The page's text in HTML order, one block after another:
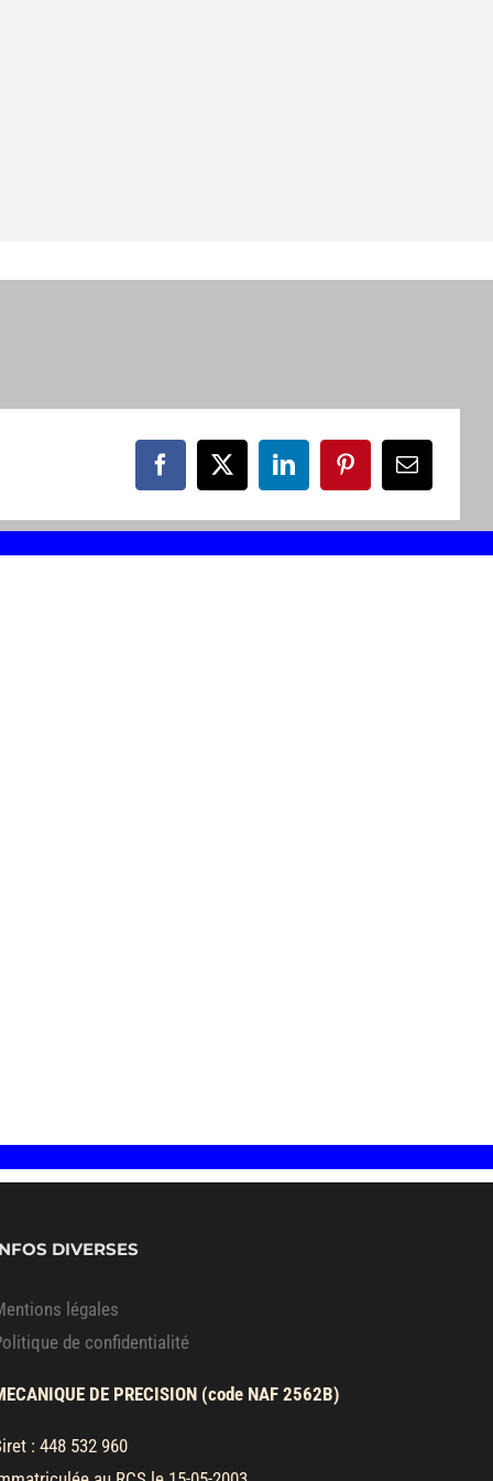
DIVERSES
légales
de confidentialité
DE PRECISION (code NAF 2562B)
: 448 532 960